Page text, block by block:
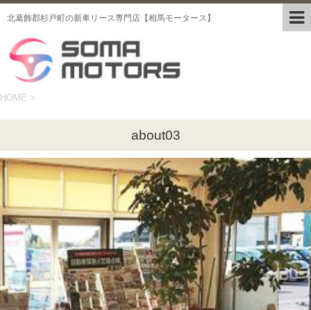
北葛飾郡杉戸町の新車リース専門店【相馬モータース】
HOME >
about03